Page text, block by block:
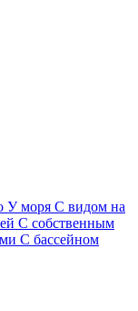
У моря С видом на
С собственным
С бассейном